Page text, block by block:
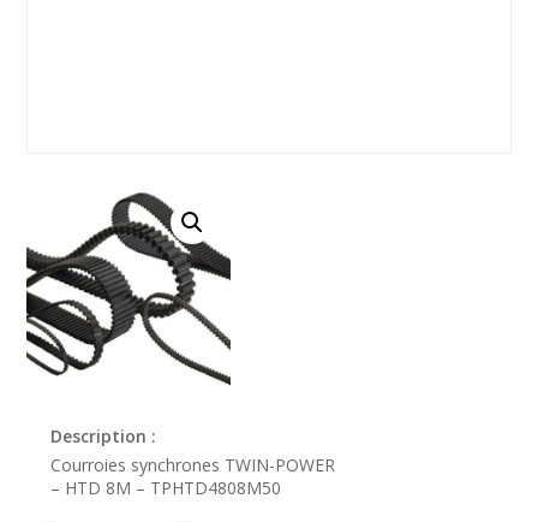
Description :
Courroies synchrones TWIN-POWER
– HTD 8M – TPHTD4808M50